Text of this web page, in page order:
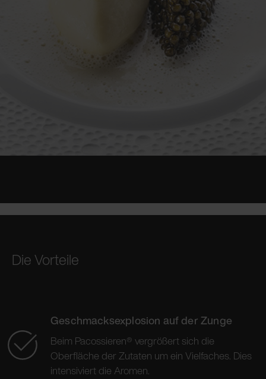
Die Vorteile
Geschmacksexplosion auf der Zunge
Beim Pacossieren® vergrößert sich die
Oberfläche der Zutaten um ein Vielfaches. Dies
intensiviert die Aromen.